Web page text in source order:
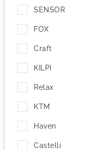
SENSOR
FOX
Craft
KILPI
Relax
KTM
Haven
Castelli